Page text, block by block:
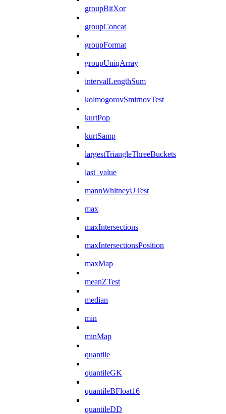
groupBitXor
groupConcat
groupFormat
groupUniqArray
intervalLengthSum
kolmogorovSmirnovTest
kurtPop
kurtSamp
largestTriangleThreeBuckets
last_value
mannWhitneyUTest
max
maxIntersections
maxIntersectionsPosition
maxMap
meanZTest
median
min
minMap
quantile
quantileGK
quantileBFloat16
quantileDD